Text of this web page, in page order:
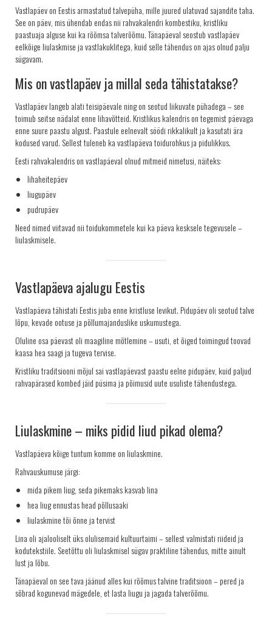
KRINGLID
SAIAD
PEOLAUA TOOTED
SUUPISTED
TORDID
KÜPSISED
KOOGID
SALATID
Šašlõkid
KONTAKT
AJALUGU
PROJEKTID
PAKUME TÖÖD
Vastlapäev on Eestis armastatud talvepüha, mille juured ulatuvad sajandite taha.
See on päev, mis ühendab endas nii rahvakalendri kombestiku, kristliku
paastuaja alguse kui ka rõõmsa talverõõmu. Tänapäeval seostub vastlapäev
eelkõige liulaskmise ja vastlakuklitega, kuid selle tähendus on ajas olnud palju
sügavam.
Mis on vastlapäev ja millal seda tähistatakse?
Vastlapäev langeb alati teisipäevale ning on seotud liikuvate pühadega – see
toimub seitse nädalat enne lihavõtteid. Kristlikus kalendris on tegemist päevaga
enne suure paastu algust. Paastule eelnevalt söödi rikkalikult ja kasutati ära
kodused varud. Sellest tuleneb ka vastlapäeva toidurohkus ja pidulikkus.
Eesti rahvakalendris on vastlapäeval olnud mitmeid nimetusi, näiteks:
lihaheitepäev
liugupäev
pudrupäev
Need nimed viitavad nii toidukommetele kui ka päeva kesksele tegevusele –
liulaskmisele.
Vastlapäeva ajalugu Eestis
Vastlapäeva tähistati Eestis juba enne kristluse levikut. Pidupäev oli seotud talve
lõpu, kevade ootuse ja põllumajanduslike uskumustega.
Oluline osa päevast oli maagiline mõtlemine – usuti, et õiged toimingud toovad
kaasa hea saagi ja tugeva tervise.
Kristliku traditsiooni mõjul sai vastlapäevast paastu eelne pidupäev, kuid paljud
rahvapärased kombed jäid püsima ja põimusid uute usuliste tähendustega.
Liulaskmine – miks pidid liud pikad olema?
Vastlapäeva kõige tuntum komme on liulaskmine.
Rahvauskumuse järgi:
mida pikem liug, seda pikemaks kasvab lina
hea liug ennustas head põllusaaki
liulaskmine tõi õnne ja tervist
Lina oli ajalooliselt üks olulisemaid kultuurtaimi – sellest valmistati riideid ja
kodutekstiile. Seetõttu oli liulaskmisel sügav praktiline tähendus, mitte ainult
lust ja lõbu.
Tänapäeval on see tava jäänud alles kui rõõmus talvine traditsioon – pered ja
sõbrad kogunevad mägedele, et lasta liugu ja jagada talverõõmu.